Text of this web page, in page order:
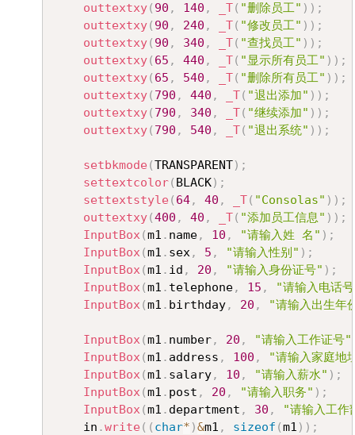
outtextxy( 90 , 140 , _T( "删除员工" ) ) ;
outtextxy( 90 , 240 , _T( "修改员工" ) ) ;
outtextxy( 90 , 340 , _T( "查找员工" ) ) ;
outtextxy( 65 , 440 , _T( "显示所有员工" ) ) ;
outtextxy( 65 , 540 , _T( "删除所有员工" ) ) ;
outtextxy( 790 , 440 , _T( "退出添加" ) ) ;
outtextxy( 790 , 340 , _T( "继续添加" ) ) ;
outtextxy( 790 , 540 , _T( "退出系统" ) ) ;
setbkmode(TRANSPARENT) ;
settextcolor( BLACK) ;
settextstyle( 64, 40 , _T( "Consolas" ) ) ;
outtextxy(400 , 40 , _T( "添加员工信息" ) ) ;
InputBox(m1 . name, 10 , "请输入姓 名" ) ;
InputBox(m1 . sex, 5 , "请输入性别" ) ;
InputBox(m1 . id , 20 , "请输入身份证号" ) ;
InputBox(m1 . telephone, 15 ,
"请输入电话
InputBox(m1 . birthday, 20 , "请输入出生年
InputBox(m1 . number, 20 , "请输入工作证号"
InputBox(m1 . address , 100 ,
"请输入家庭地
InputBox(m1 . salary, 10 , "请输入薪水" ) ;
InputBox(m1 . post , 20 , "请输入职务" ) ;
InputBox(m1 . department , 30 ,
"请输入工作
	in
.write( ( char* )&m1 , sizeof (m1 ) ) ;